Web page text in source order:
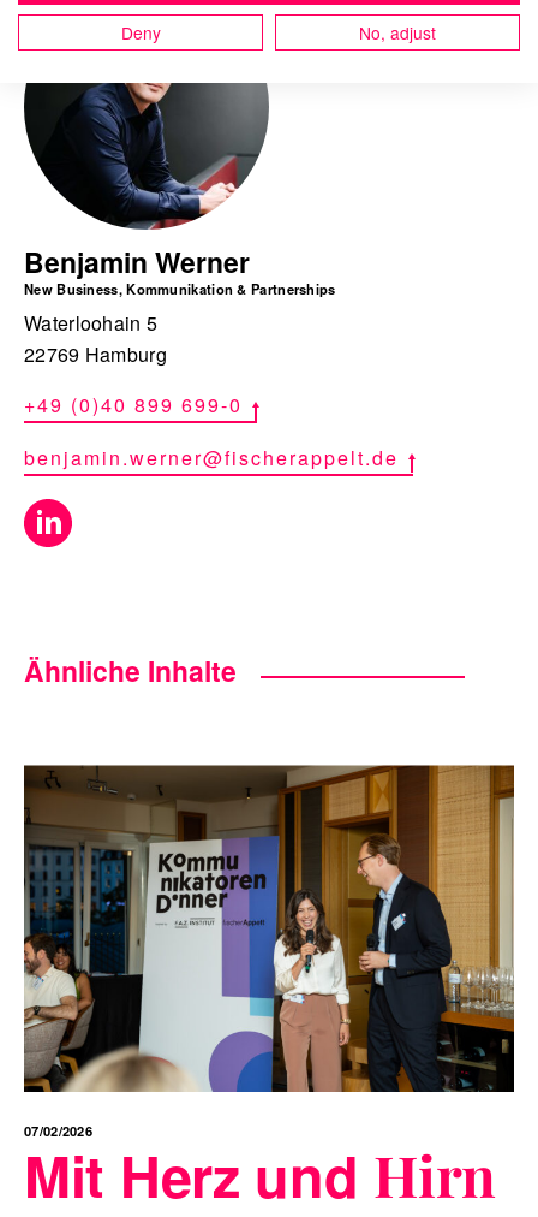
Benjamin Werner
New Business, Kommunikation & Partnerships
Waterloohain 5
22769 Hamburg
+49 (0)40 899 699-0
benjamin.werner@fischerappelt.de
Ähnliche Inhalte
07/02/2026
Mit Herz und Hirn
Deny
No, adjust